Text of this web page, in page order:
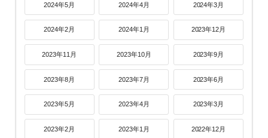
2024年5月 2024年4月 2024年3月
2024年2月 2024年1月 2023年12月
2023年11月 2023年10月 2023年9月
2023年8月 2023年7月 2023年6月
2023年5月 2023年4月 2023年3月
2023年2月 2023年1月 2022年12月